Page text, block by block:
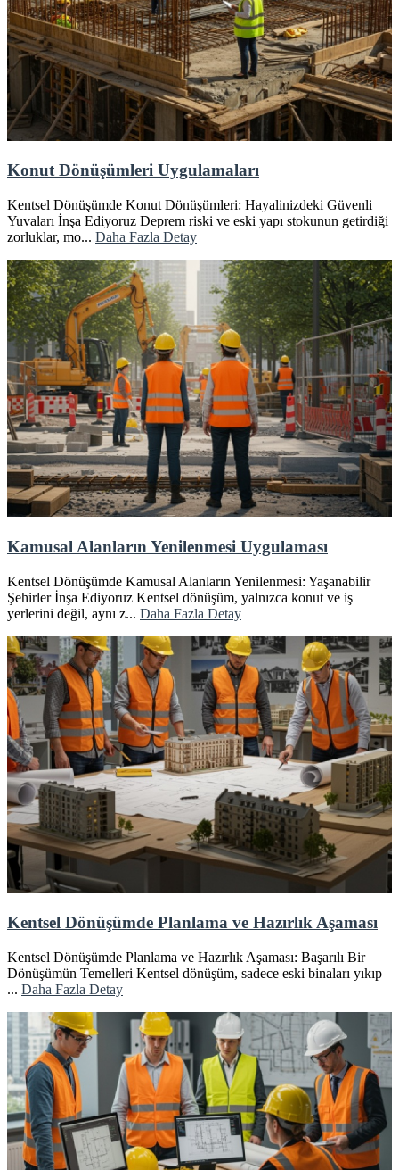
Konut Dönüşümleri Uygulamaları
Kentsel Dönüşümde Konut Dönüşümleri: Hayalinizdeki Güvenli
Yuvaları İnşa Ediyoruz Deprem riski ve eski yapı stokunun getirdiği
zorluklar, mo... Daha Fazla Detay
Kamusal Alanların Yenilenmesi Uygulaması
Kentsel Dönüşümde Kamusal Alanların Yenilenmesi: Yaşanabilir
Şehirler İnşa Ediyoruz Kentsel dönüşüm, yalnızca konut ve iş
yerlerini değil, aynı z... Daha Fazla Detay
Kentsel Dönüşümde Planlama ve Hazırlık Aşaması
Kentsel Dönüşümde Planlama ve Hazırlık Aşaması: Başarılı Bir
Dönüşümün Temelleri Kentsel dönüşüm, sadece eski binaları yıkıp
... Daha Fazla Detay